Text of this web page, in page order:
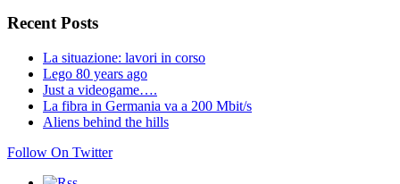
Recent Posts
La situazione: lavori in corso
Lego 80 years ago
Just a videogame….
La fibra in Germania va a 200 Mbit/s
Aliens behind the hills
Follow On Twitter